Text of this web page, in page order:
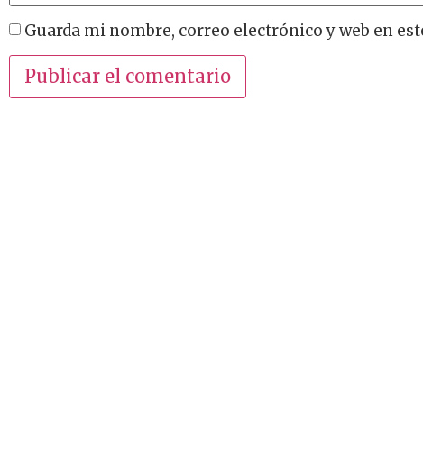
Guarda mi nombre, correo electrónico y web en